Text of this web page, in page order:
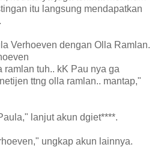
itu langsung mendapatkan
Verhoeven dengan Olla Ramlan.
ramlan tuh.. kK Pau nya ga
ttng olla ramlan.. mantap,"
lanjut akun dgiet****.
ungkap akun lainnya.